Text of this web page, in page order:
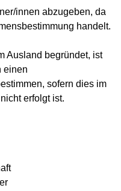
innen abzugeben, da
handelt.
Ausland begründet, ist
einen
sofern dies im
erfolgt ist.